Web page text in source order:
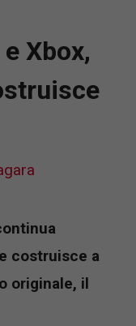
Xbox,
costruisce a
originale, il